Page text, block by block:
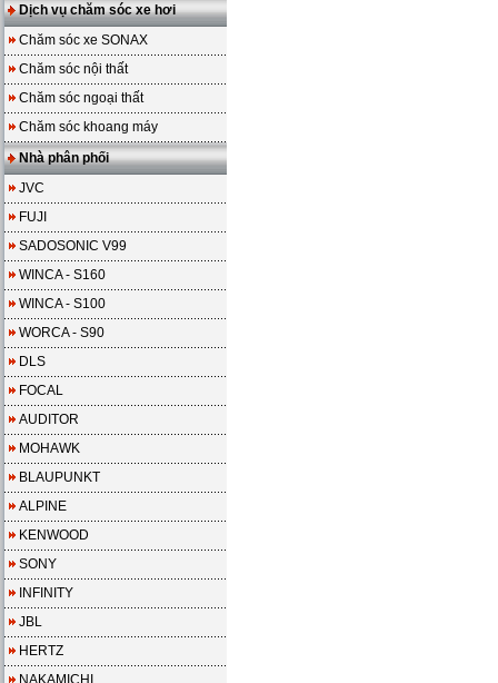
Dịch vụ chăm sóc xe hơi
Chăm sóc xe SONAX
Chăm sóc nội thất
Chăm sóc ngoại thất
Chăm sóc khoang máy
Nhà phân phối
JVC
FUJI
SADOSONIC V99
WINCA - S160
WINCA - S100
WORCA - S90
DLS
FOCAL
AUDITOR
MOHAWK
BLAUPUNKT
ALPINE
KENWOOD
SONY
INFINITY
JBL
HERTZ
NAKAMICHI